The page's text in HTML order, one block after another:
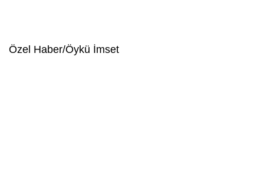
Özel Haber/Öykü İmset